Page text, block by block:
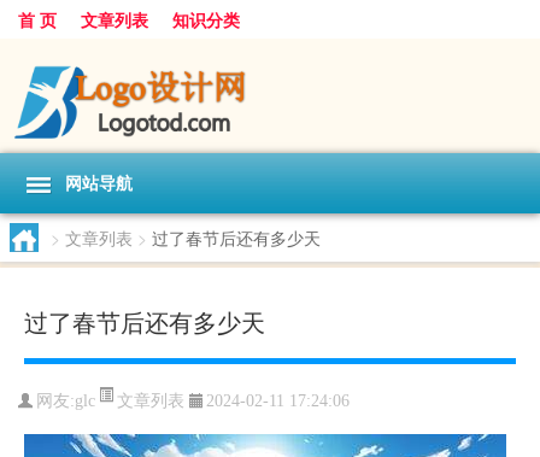
首 页 文章列表 知识分类
网站导航
> 文章列表 > 过了春节后还有多少天
过了春节后还有多少天
网友:glc 文章列表 2024-02-11 17:24:06